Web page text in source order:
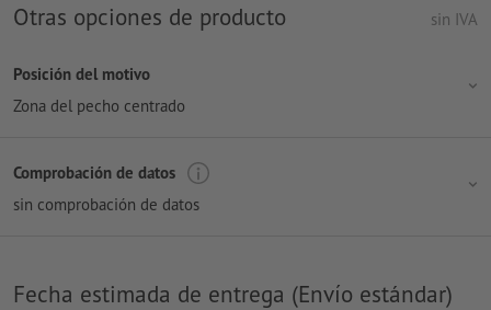
Otras opciones de producto sin IVA
Posición del motivo
Zona del pecho centrado
Comprobación de datos
sin comprobación de datos
Fecha estimada de entrega (Envío estándar)